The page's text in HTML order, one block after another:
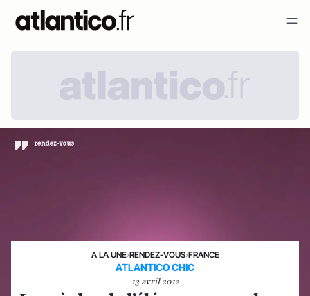
A LA UNE›RENDEZ-VOUS›FRANCE
ATLANTICO CHIC
13 avril 2012